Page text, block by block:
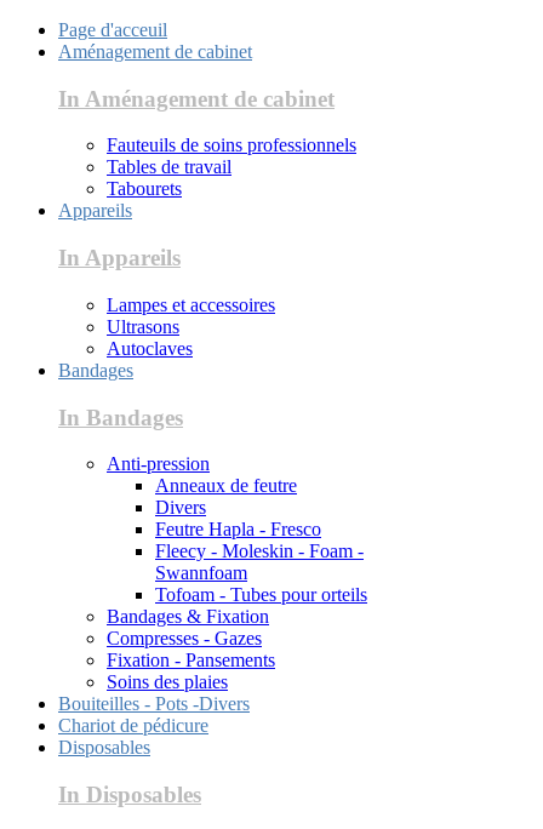
Page d'acceuil
Aménagement de cabinet
In Aménagement de cabinet
Fauteuils de soins professionnels
Tables de travail
Tabourets
Appareils
In Appareils
Lampes et accessoires
Ultrasons
Autoclaves
Bandages
In Bandages
Anti-pression
Anneaux de feutre
Divers
Feutre Hapla - Fresco
Fleecy - Moleskin - Foam -
Swannfoam
Tofoam - Tubes pour orteils
Bandages & Fixation
Compresses - Gazes
Fixation - Pansements
Soins des plaies
Bouiteilles - Pots -Divers
Chariot de pédicure
Disposables
In Disposables